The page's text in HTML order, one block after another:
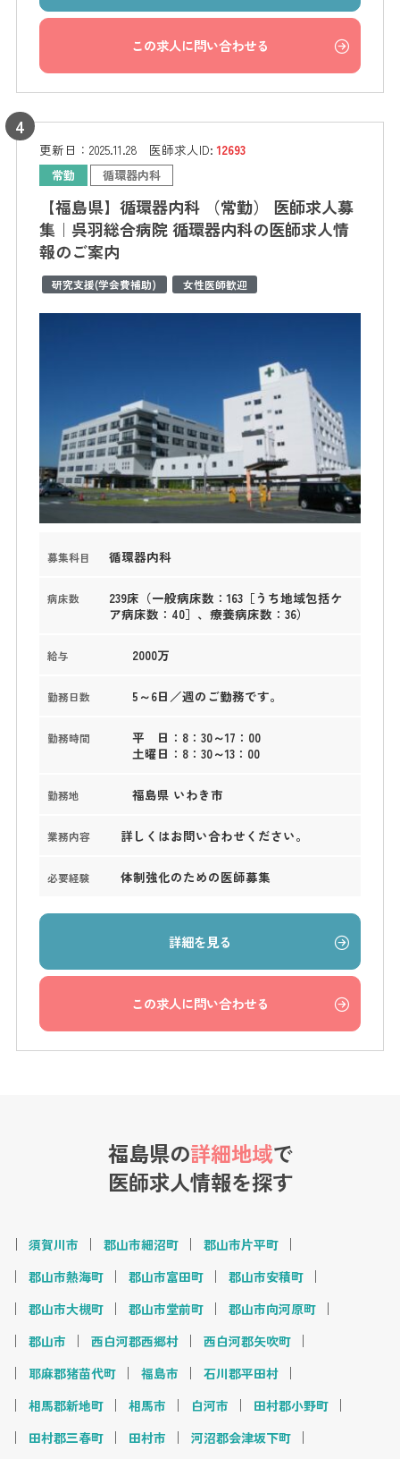
この求人に問い合わせる
更新日： 2025.11.28 医師求人ID:12693
常勤 循環器内科
【福島県】循環器内科 （常勤） 医師求人募
集｜呉羽総合病院 循環器内科の医師求人情
報のご案内
研究支援(学会費補助) 女性医師歓迎
募集科目 循環器内科
病床数
239床（一般病床数：163［うち地域包括ケ
ア病床数：40］、療養病床数：36）
給与 2000万
勤務日数 5～6日／週のご勤務です。
勤務時間
平 日：8：30～17：00
土曜日：8：30～13：00
勤務地 福島県 いわき市
業務内容 詳しくはお問い合わせください。
必要経験 体制強化のための医師募集
詳細を見る
この求人に問い合わせる
福島県の詳細地域で
医師求人情報を探す
須賀川市 郡山市細沼町
郡山市片平町
郡山市熱海町
郡山市富田町
郡山市安積町
郡山市大槻町
郡山市堂前町
郡山市向河原町
郡山市
西白河郡西郷村
西白河郡矢吹町
耶麻郡猪苗代町
福島市
石川郡平田村
相馬郡新地町
相馬市 白河市
田村郡小野町
田村郡三春町
田村市
河沼郡会津坂下町